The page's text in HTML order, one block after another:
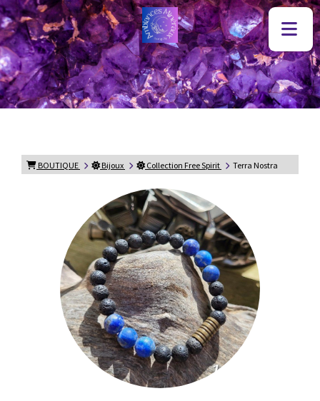
BOUTIQUE Bijoux Collection Free Spirit Terra Nostra